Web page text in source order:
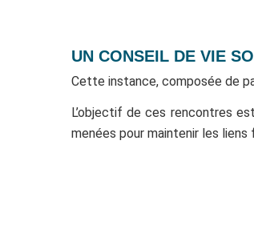
UN CONSEIL DE VIE
Cette instance, composée de
L’objectif de ces rencontres
menées pour maintenir les liens